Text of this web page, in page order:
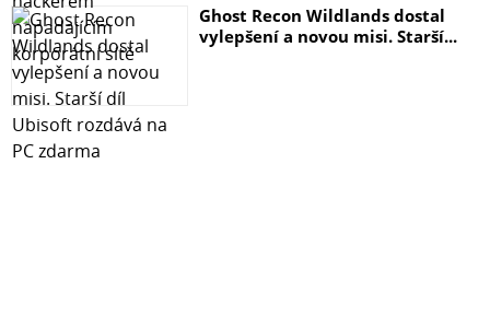
Ghost Recon Wildlands dostal
vylepšení a novou misi. Starší...